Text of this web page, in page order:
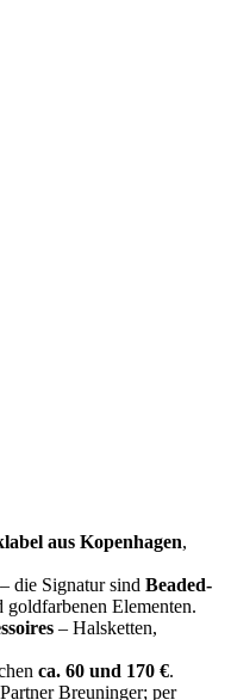
aus Kopenhagen,
die Signatur sind Beaded-
goldfarbenen Elementen.
– Halsketten,
ca. 60 und 170 €.
Breuninger; per